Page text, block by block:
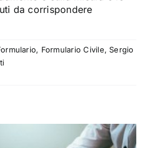
da corrispondere
, Formulario Civile,Sergio